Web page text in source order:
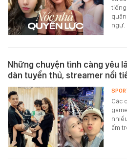
ngự.
Những chuyện tình càng yêu
dàn tuyển thủ, streamer nổi
Các
ấm